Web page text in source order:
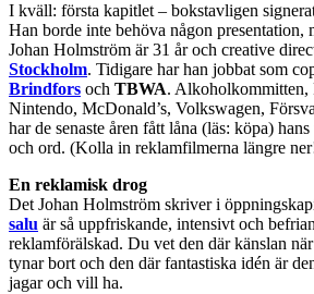
I kväll: första kapitlet – bokstavligen
Han borde inte behöva någon presentation,
Johan Holmström är 31 år och creative
Stockholm. Tidigare har han jobbat som
Brindfors och TBWA. Alkoholkommitten,
Nintendo, McDonald’s, Volkswagen,
har de senaste åren fått låna (läs: köpa)
och ord. (Kolla in reklamfilmerna längre
En reklamisk drog
Det Johan Holmström skriver i
salu är så uppfriskande, intensivt och
reklamförälskad. Du vet den där känslan
tynar bort och den där fantastiska idén är
jagar och vill ha.